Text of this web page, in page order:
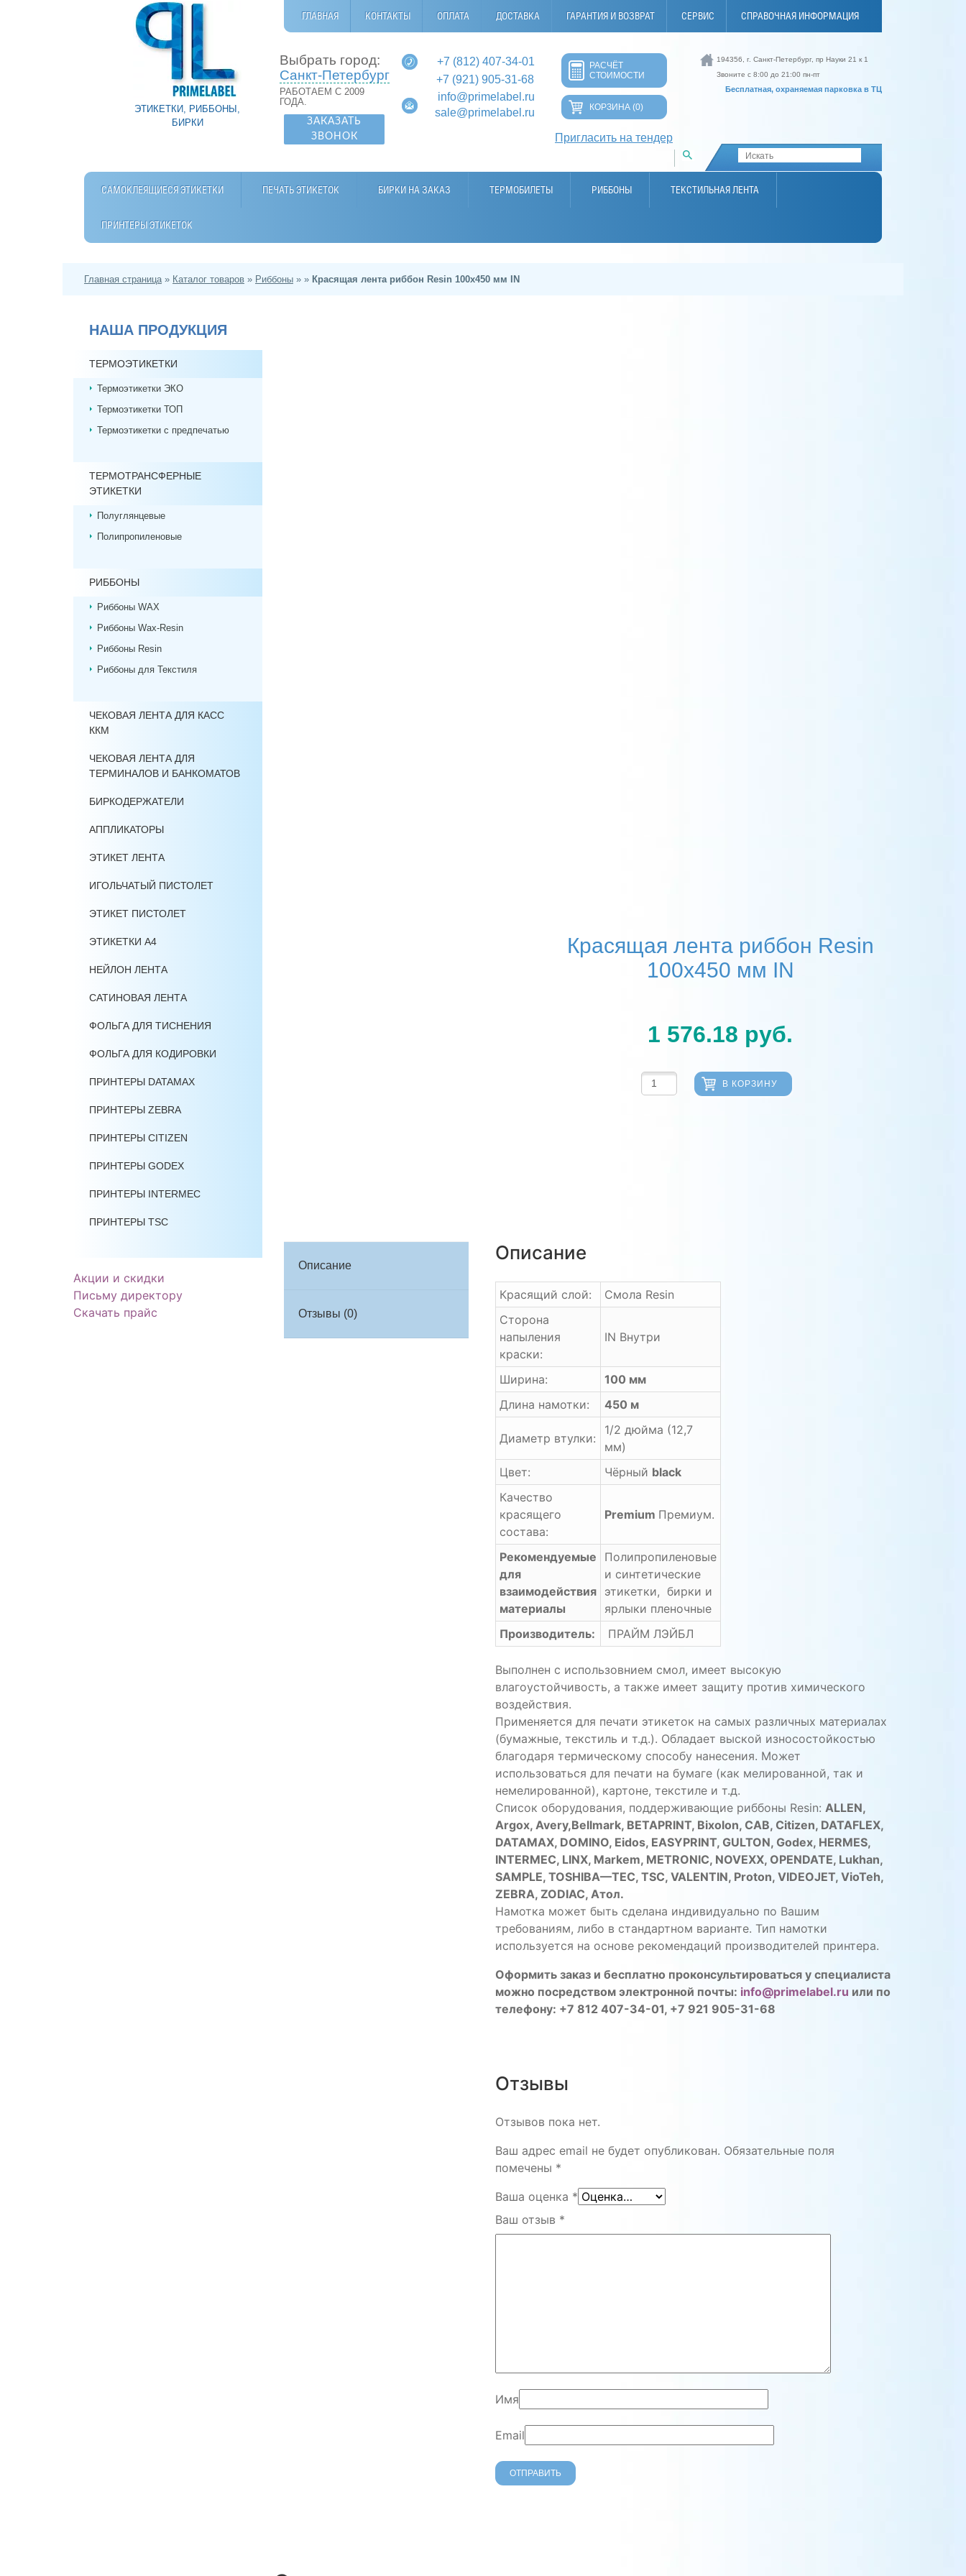
ГЛАВНАЯ КОНТАКТЫ ОПЛАТА ДОСТАВКА ГАРАНТИЯ И ВОЗВРАТ СЕРВИС СПРАВОЧНАЯ ИНФОРМАЦИЯ
ЭТИКЕТКИ, РИББОНЫ,
БИРКИ
Выбрать город:
Санкт-Петербург
РАБОТАЕМ С 2009
ГОДА.
ЗАКАЗАТЬ
ЗВОНОК
+7 (812) 407-34-01
+7 (921) 905-31-68
info@primelabel.ru
sale@primelabel.ru
РАСЧЁТ
СТОИМОСТИ
КОРЗИНА (0)
Пригласить на тендер
194356, г. Санкт-Петербург, пр Науки 21 к 1
Звоните с 8:00 до 21:00 пн-пт
Бесплатная, охраняемая парковка в ТЦ
САМОКЛЕЯЩИЕСЯ ЭТИКЕТКИ ПЕЧАТЬ ЭТИКЕТОК БИРКИ НА ЗАКАЗ ТЕРМОБИЛЕТЫ РИББОНЫ ТЕКСТИЛЬНАЯ ЛЕНТА
ПРИНТЕРЫ ЭТИКЕТОК
Главная страница» Каталог товаров » Риббоны » » Красящая лента риббон Resin 100х450 мм IN
НАША ПРОДУКЦИЯ
ТЕРМОЭТИКЕТКИ
Термоэтикетки ЭКО
Термоэтикетки ТОП
Термоэтикетки с предпечатью
ТЕРМОТРАНСФЕРНЫЕ
ЭТИКЕТКИ
Полуглянцевые
Полипропиленовые
РИББОНЫ
Риббоны WAX
Риббоны Wax-Resin
Риббоны Resin
Риббоны для Текстиля
ЧЕКОВАЯ ЛЕНТА ДЛЯ КАСС
ККМ
ЧЕКОВАЯ ЛЕНТА ДЛЯ
ТЕРМИНАЛОВ И БАНКОМАТОВ
БИРКОДЕРЖАТЕЛИ
АППЛИКАТОРЫ
ЭТИКЕТ ЛЕНТА
ИГОЛЬЧАТЫЙ ПИСТОЛЕТ
ЭТИКЕТ ПИСТОЛЕТ
ЭТИКЕТКИ А4
НЕЙЛОН ЛЕНТА
САТИНОВАЯ ЛЕНТА
ФОЛЬГА ДЛЯ ТИСНЕНИЯ
ФОЛЬГА ДЛЯ КОДИРОВКИ
ПРИНТЕРЫ DATAMAX
ПРИНТЕРЫ ZEBRA
ПРИНТЕРЫ CITIZEN
ПРИНТЕРЫ GODEX
ПРИНТЕРЫ INTERMEC
ПРИНТЕРЫ TSC
Акции и скидки
Письму директору
Скачать прайс
Красящая лента риббон Resin
100х450 мм IN
1 576.18 руб.
В КОРЗИНУ
Описание
Отзывы (0)
Описание
Красящий слой:
Смола Resin
Сторона
напыления
краски:
IN Внутри
Ширина:
100 мм
Длина намотки:
450 м
Диаметр втулки:
1/2 дюйма (12,7
мм)
Цвет:
Чёрный black
Качество
красящего
состава:
Premium Премиум.
Рекомендуемые
для
взаимодействия
материалы
Полипропиленовые
и синтетические
этикетки, бирки и
ярлыки пленочные
Производитель:
ПРАЙМ ЛЭЙБЛ
Выполнен с использовнием смол, имеет высокую
влагоустойчивость, а также имеет защиту против химического
воздействия.
Применяется для печати этикеток на самых различных материалах
(бумажные, текстиль и т.д.). Обладает выской износостойкостью
благодаря термическому способу нанесения. Может
использоваться для печати на бумаге (как мелированной, так и
немелированной), картоне, текстиле и т.д.
Список оборудования, поддерживающие риббоны Resin:ALLEN,
Argox, Avery,Bellmark, BETAPRINT, Bixolon, CAB, Citizen, DATAFLEX,
DATAMAX, DOMINO, Eidos, EASYPRINT, GULTON, Godex, HERMES,
INTERMEC, LINX, Markem, METRONIC, NOVEXX, OPENDATE, Lukhan,
SAMPLE, TOSHIBA—TEC, TSC, VALENTIN, Proton, VIDEOJET, VioTeh,
ZEBRA, ZODIAC, Атол.
Намотка может быть сделана индивидуально по Вашим
требованиям, либо в стандартном варианте. Тип намотки
используется на основе рекомендаций производителей принтера.
Оформить заказ и бесплатно проконсультироваться у специалиста
можно посредством электронной почты: info@primelabel.ru или по
телефону: +7 812 407-34-01, +7 921 905-31-68
Отзывы
Отзывов пока нет.
Ваш адрес email не будет опубликован. Обязательные поля
помечены *
Ваша оценка *
Ваш отзыв *
Имя
Email